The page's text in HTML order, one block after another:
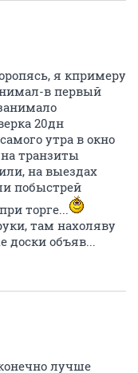
я кпримеру
в первый
20дн
утра в окно
транзиты
на выездах
побыстрей
торге...
там нахоляву
доски объяв...
лучше